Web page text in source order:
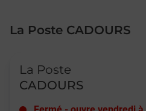
La Poste CADOURS
La Poste
CADOURS